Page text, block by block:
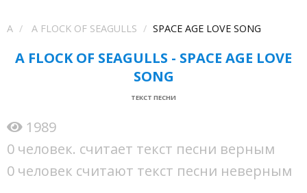
A A FLOCK OF SEAGULLS SPACE AGE LOVE SONG
A FLOCK OF SEAGULLS - SPACE AGE LOVE
SONG
ТЕКСТ ПЕСНИ
1989
0 человек. считает текст песни верным
0 человек считают текст песни неверным